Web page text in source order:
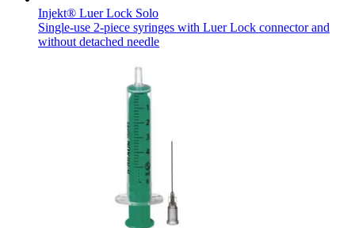
Injekt® Luer Lock Solo
Single-use 2-piece syringes with Luer Lock connector and
without detached needle